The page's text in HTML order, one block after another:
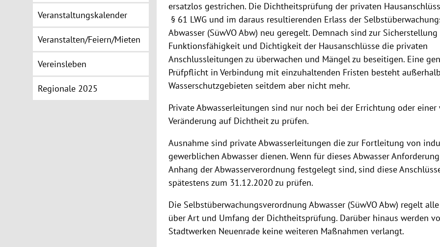
Veranstaltungskalender
Veranstalten/Feiern/Mieten
Vereinsleben
Regionale 2025
ersatzlos gestrichen. Die Dichtheitsprüfung der privaten
§ 61 LWG und im daraus resultierenden Erlass der
Abwasser (SüwVO Abw) neu geregelt. Demnach sind zur Sicherstellung
Funktionsfähigkeit und Dichtigkeit der Hausanschlüsse die privaten
Anschlussleitungen zu überwachen und Mängel zu beseitigen. Eine
Prüfpflicht in Verbindung mit einzuhaltenden Fristen besteht
Wasserschutzgebieten seitdem aber nicht mehr.
Private Abwasserleitungen sind nur noch bei der Errichtung oder einer
Veränderung auf Dichtheit zu prüfen.
Ausnahme sind private Abwasserleitungen die zur Fortleitung von
gewerblichen Abwasser dienen. Wenn für dieses Abwasser
Anhang der Abwasserverordnung festgelegt sind, sind diese
spätestens zum 31.12.2020 zu prüfen.
Die Selbstüberwachungsverordnung Abwasser (SüwVO Abw) regelt
über Art und Umfang der Dichtheitsprüfung. Darüber hinaus werden
Stadtwerken Neuenrade keine weiteren Maßnahmen verlangt.